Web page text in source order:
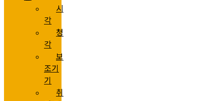
시
각
청
각
보
조기
기
취